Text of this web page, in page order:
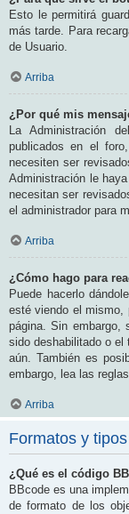
Esto le permitirá
más tarde. Para
de Usuario.
Arriba
¿Por qué mis
La Administración
publicados en el
necesiten ser
Administración le
necesitan ser
el administrador para
Arriba
¿Cómo hago para
Puede hacerlo
esté viendo el mismo,
página. Sin embargo,
sido deshabilitado o el
aún. También es
embargo, lea las
Arriba
Formatos y
¿Qué es el código
BBcode es una
de formato de los